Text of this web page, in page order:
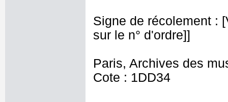
Signe de récolement :
sur le n° d'ordre]]
Paris, Archives des
Cote : 1DD34